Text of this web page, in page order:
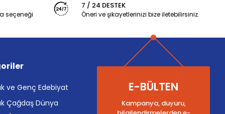
seçeneği
7 / 24 DESTEK
Öneri ve şikayetlerinizi bize iletebilirsiniz.
ve Genç Edebiyat
Çağdaş Dünya
E-BÜLTEN
Kampanya, duyuru,